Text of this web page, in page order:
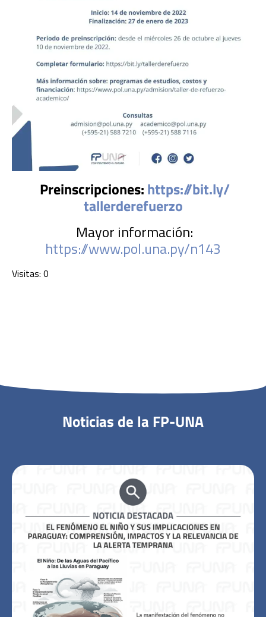
Preinscripciones:https://bit.ly/
tallerderefuerzo
Mayor información:
https://www.pol.una.py/n143
Visitas: 0
Noticias de la FP-UNA